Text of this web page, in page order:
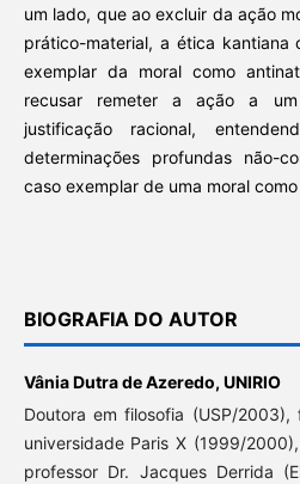
um lado, que ao excluir da ação
prático-material, a ética kantiana
exemplar da moral como
recusar remeter a ação a
justificação racional,
determinações profundas não-
caso exemplar de uma moral
BIOGRAFIA DO AUTOR
Vânia Dutra de Azeredo, UNIRIO
Doutora em filosofia (USP/
universidade Paris X (1999/
professor Dr. Jacques Derrida